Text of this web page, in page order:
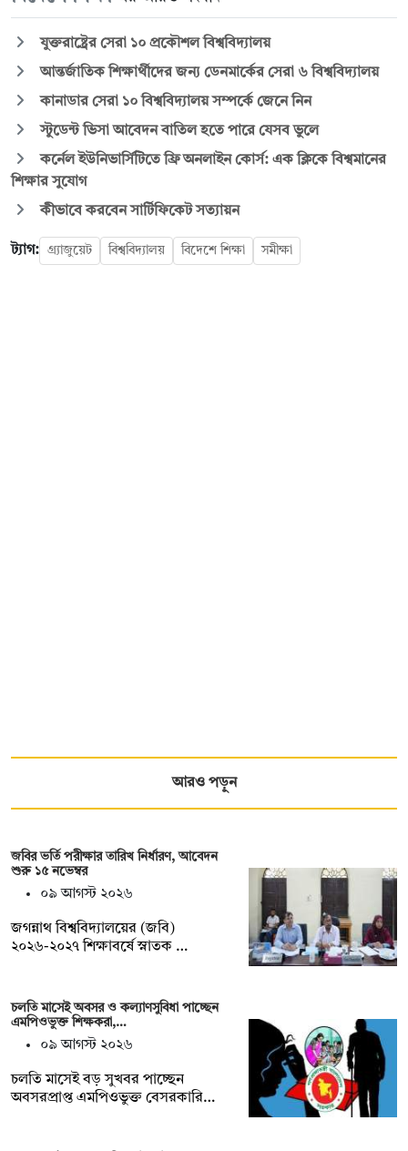
যুক্তরাষ্ট্রের সেরা ১০ প্রকৌশল বিশ্ববিদ্যালয়
আন্তর্জাতিক শিক্ষার্থীদের জন্য ডেনমার্কের সেরা ৬ বিশ্ববিদ্যালয়
কানাডার সেরা ১০ বিশ্ববিদ্যালয় সম্পর্কে জেনে নিন
স্টুডেন্ট ভিসা আবেদন বাতিল হতে পারে যেসব ভুলে
কর্নেল ইউনিভার্সিটিতে ফ্রি অনলাইন কোর্স: এক ক্লিকে বিশ্বমানের
শিক্ষার সুযোগ
কীভাবে করবেন সার্টিফিকেট সত্যায়ন
ট্যাগ: গ্র্যাজুয়েট বিশ্ববিদ্যালয় বিদেশে শিক্ষা সমীক্ষা
আরও পড়ুন
জবির ভর্তি পরীক্ষার তারিখ নির্ধারণ, আবেদন
শুরু ১৫ নভেম্বর
০৯ আগস্ট ২০২৬
জগন্নাথ বিশ্ববিদ্যালয়ের (জবি)
২০২৬-২০২৭ শিক্ষাবর্ষে স্নাতক …
চলতি মাসেই অবসর ও কল্যাণসুবিধা পাচ্ছেন
এমপিওভুক্ত শিক্ষকরা,…
০৯ আগস্ট ২০২৬
চলতি মাসেই বড় সুখবর পাচ্ছেন
অবসরপ্রাপ্ত এমপিওভুক্ত বেসরকারি…